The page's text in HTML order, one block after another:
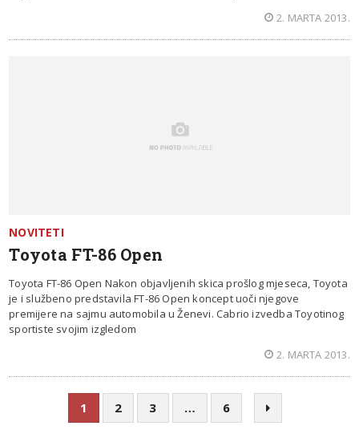
2. MARTA 2013.
NOVITETI
Toyota FT-86 Open
Toyota FT-86 Open Nakon objavljenih skica prošlog mjeseca, Toyota
je i službeno predstavila FT-86 Open koncept uoči njegove
premijere na sajmu automobila u Ženevi. Cabrio izvedba Toyotinog
sportiste svojim izgledom
2. MARTA 2013.
1 2 3 … 6